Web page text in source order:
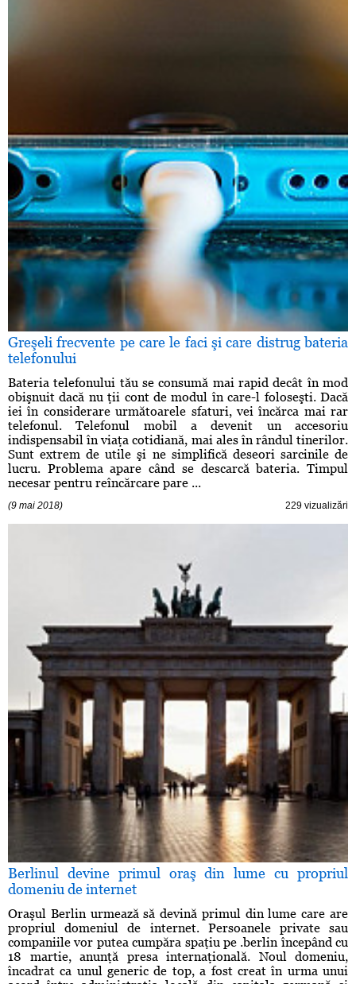
Greşeli frecvente pe care le faci şi care distrug bateria
telefonului
Bateria telefonului tău se consumă mai rapid decât în mod
obişnuit dacă nu ţii cont de modul în care-l foloseşti. Dacă
iei în considerare următoarele sfaturi, vei încărca mai rar
telefonul. Telefonul mobil a devenit un accesoriu
indispensabil în viaţa cotidiană, mai ales în rândul tinerilor.
Sunt extrem de utile şi ne simplifică deseori sarcinile de
lucru. Problema apare când se descarcă bateria. Timpul
necesar pentru reîncărcare pare ...
(9 mai 2018) 229 vizualizări
Berlinul devine primul oraş din lume cu propriul
domeniu de internet
Oraşul Berlin urmează să devină primul din lume care are
propriul domeniul de internet. Persoanele private sau
companiile vor putea cumpăra spaţiu pe .berlin începând cu
18 martie, anunţă presa internaţională. Noul domeniu,
încadrat ca unul generic de top, a fost creat în urma unui